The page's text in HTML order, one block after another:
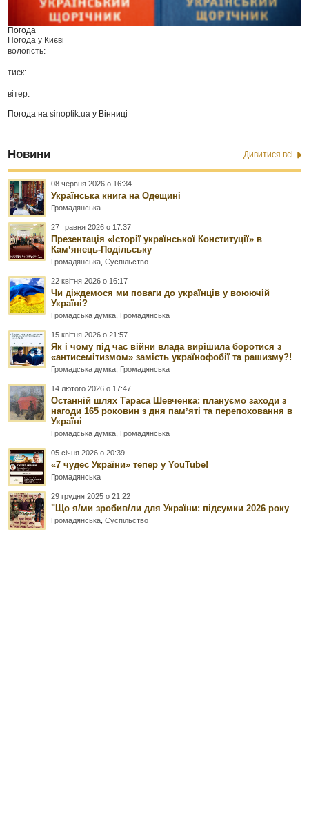
Погода
Погода у Києві
вологість:
тиск:
вітер:
Погода наsinoptik.ua у Вінниці
Новини Дивитися всі
08 червня 2026 о 16:34
Українська книга на Одещині
Громадянська
27 травня 2026 о 17:37
Презентація «Історії української Конституції» в
Камʼянець-Подільську
Громадянська ,Суспільство
22 квітня 2026 о 16:17
Чи діждемося ми поваги до українців у воюючій
Україні?
Громадська думка Громадянська
15 квітня 2026 о 21:57
Як і чому під час війни влада вирішила боротися з
«антисемітизмом» замість українофобії та рашизму?!
Громадська думка Громадянська
14 лютого 2026 о 17:47
Останній шлях Тараса Шевченка: плануємо заходи з
нагоди 165 роковин з дня памʼяті та перепоховання в
Україні
Громадська думка Громадянська
05 січня 2026 о 20:39
«7 чудес України» тепер у YouTube!
Громадянська
29 грудня 2025 о 21:22
"Що я/ми зробив/ли для України: підсумки 2026 року
Громадянська ,Суспільство